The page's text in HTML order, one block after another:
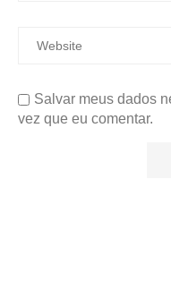
Salvar meus dados
vez que eu comentar.